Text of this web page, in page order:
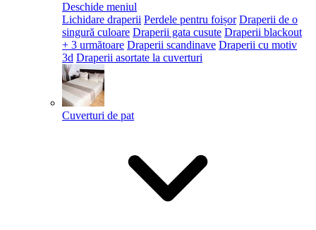
Deschide meniul
Lichidare draperii Perdele pentru foișor Draperii de o
singură culoare Draperii gata cusute Draperii blackout
+ 3 următoare Draperii scandinave Draperii cu motiv
3d Draperii asortate la cuverturi
Cuverturi de pat